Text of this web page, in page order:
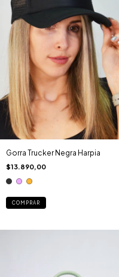
Gorra Trucker Negra Harpia
$13.890,00
COMPRAR